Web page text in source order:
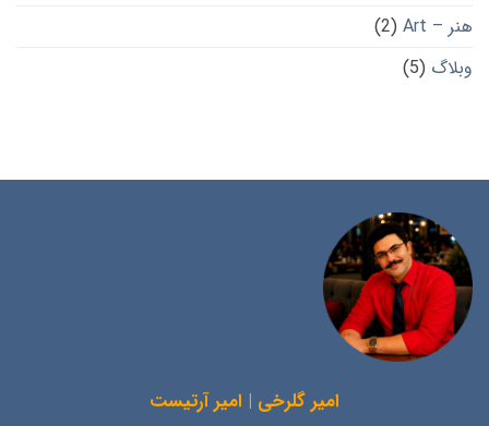
هنر – Art
(2)
وبلاگ (5)
امیر گلرخی | امیر آرتیست